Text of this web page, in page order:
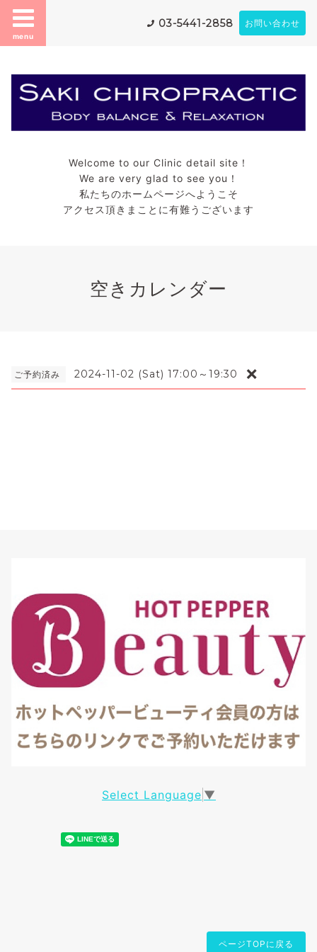
menu
03-5441-2858 お問い合わせ
Welcome to our Clinic detail site！
We are very glad to see you！
私たちのホームページへようこそ
アクセス頂きまことに有難うございます
空きカレンダー
ご予約済み 2024-11-02 (Sat) 17:00～19:30 ❌
Select Language ▼
ページTOPに戻る